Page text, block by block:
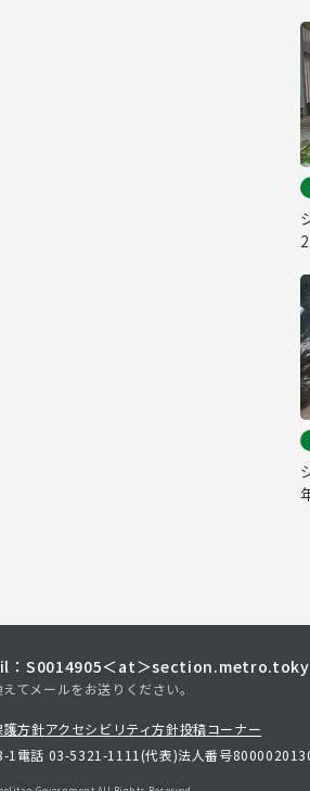
：S0014905＜at＞
てメールをお送りください。
護方針アクセシビリティ方針投稿コーナー
1 電話 03-5321-1111(代表)法人番号